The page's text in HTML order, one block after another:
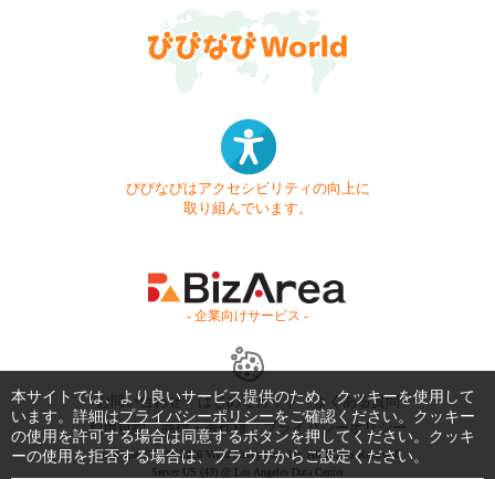
びびなびはアクセシビリティの向上に
取り組んでいます。
- 企業向けサービス -
お問い合わせ はじめてガイド
よくある質問
利用規約
商標・著作権 プライバシーポリシー
Copyright © 1999-2026 Vivid Navigation, Inc. All Rights Reserved.
Server US (43) @ Los Angeles Data Center
本サイトでは、より良いサービス提供のため、クッキーを使用して
います。詳細はプライバシーポリシーをご確認ください。クッキー
の使用を許可する場合は同意するボタンを押してください。クッキ
ーの使用を拒否する場合は、ブラウザからご設定ください。